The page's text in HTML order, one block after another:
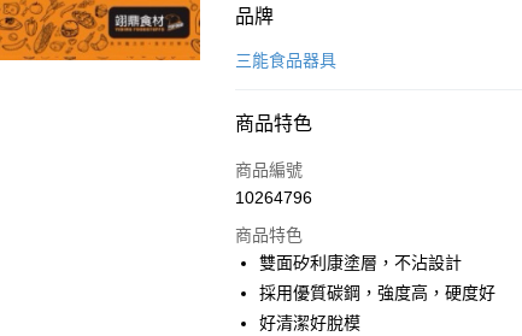
付款方式
信用卡一次付款
運送方式
• 付款後全家取貨
每筆NT$60，滿NT$699(含以上)免運費
• 付款後7-11取貨
品牌
三能食品器具
商品特色
商品編號
10264796
商品特色
雙面矽利康塗層，不沾設計
採用優質碳鋼，強度高，硬度好
好清潔好脫模